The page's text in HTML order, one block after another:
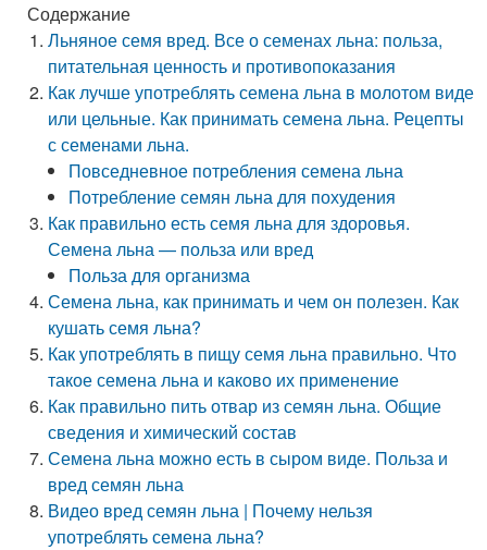
Содержание
Льняное семя вред. Все о семенах льна: польза,
питательная ценность и противопоказания
Как лучше употреблять семена льна в молотом виде
или цельные. Как принимать семена льна. Рецепты
с семенами льна.
Повседневное потребления семена льна
Потребление семян льна для похудения
Как правильно есть семя льна для здоровья.
Семена льна — польза или вред
Польза для организма
Семена льна, как принимать и чем он полезен. Как
кушать семя льна?
Как употреблять в пищу семя льна правильно. Что
такое семена льна и каково их применение
Как правильно пить отвар из семян льна. Общие
сведения и химический состав
Семена льна можно есть в сыром виде. Польза и
вред семян льна
Видео вред семян льна | Почему нельзя
употреблять семена льна?